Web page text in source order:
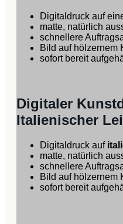
Digitaldruck auf
matte, natürlich
schnellere
Bild auf hölzernem
sofort bereit
Digitaler
Italienischer
Digitaldruck auf
matte, natürlich
schnellere
Bild auf hölzernem
sofort bereit